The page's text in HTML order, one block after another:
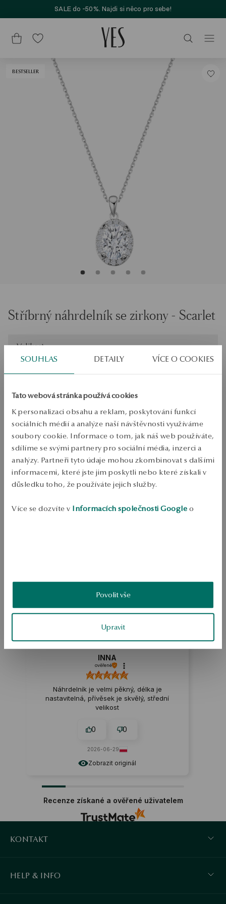
SOUHLAS DETAILY VÍCE O COOKIES
Tato webová stránka používá cookies
K personalizaci obsahu a reklam, poskytování funkcí
sociálních médií a analýze naší návštěvnosti využíváme
soubory cookie. Informace o tom, jak náš web používáte,
sdílíme se svými partnery pro sociální média, inzerci a
analýzy. Partneři tyto údaje mohou zkombinovat s dalšími
informacemi, které jste jim poskytli nebo které získali v
důsledku toho, že používáte jejich služby.
Více se dozvíte v Informacích společnosti Google o
Povolit vše
Upravit
SALE do -50%. Najdi si něco pro sebe!
BESTSELLER
Stříbrný náhrdelník se zirkony - Scarlet
Velikost
47
PŘIDAT DO KOŠÍKU
Ověřte si dostupnost na prodejně
Odeslání:1pracovní dny
Doprava zdarma od 1700 Kč
Bezplatné vrácení až do 100 dnů v YES Clubu
PODROBNOSTI
Ruda: stříbro Vzorek: 925 Délka: 47 cm Ozdoba: zirkony Průměrná
5.0
6hodnocení
Zobrazit originál
Náhrdelník je velmi pěkný, délka je
nastavitelná, přívěsek je skvělý, střední
0
2026-06-29
Recenze získané a ověřené uživatelem
KONTAKT
HELP & INFO